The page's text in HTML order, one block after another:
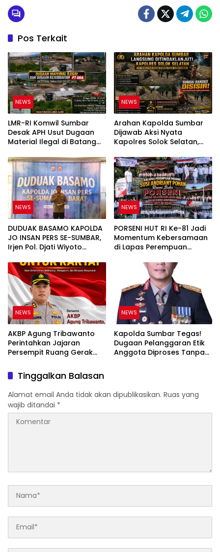
Pos Terkait
NEWS
LMR-RI Komwil Sumbar
Desak APH Usut Dugaan
Material Ilegal di Batang
PT UHA Diminta Diselidiki
Tuntas
NEWS
Arahan Kapolda Sumbar
Dijawab Aksi Nyata
Kapolres Solok Selatan,
Bukan Sekadar Slogan
NEWS
DUDUAK BASAMO KAPOLDA
JO INSAN PERS SE-SUMBAR,
Irjen Pol. Djati Wiyoto
Ruang bagi Pelanggar
Hukum di Internal Polri
NEWS
PORSENI HUT RI Ke-81 Jadi
Momentum Kebersamaan
di Lapas Perempuan
NEWS
AKBP Agung Tribawanto
Perintahkan Jajaran
Persempit Ruang Gerak
Pasaman Barat
NEWS
Kapolda Sumbar Tegas!
Dugaan Pelanggaran Etik
Anggota Diproses Tanpa
Tinggalkan Balasan
Alamat email Anda tidak akan dipublikasikan. Ruas yang
wajib ditandai *